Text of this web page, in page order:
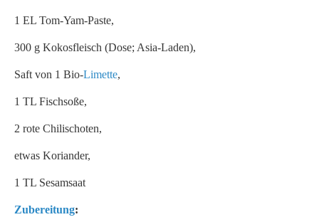
1 EL Tom-Yam-Paste,
300 g Kokosfleisch (Dose; Asia-Laden),
Saft von 1 Bio-Limette,
1 TL Fischsoße,
2 rote Chilischoten,
etwas Koriander,
1 TL Sesamsaat
Zubereitung: